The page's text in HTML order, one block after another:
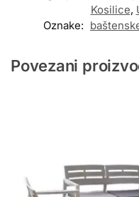
Kosilice,
Oznake:
Povezani